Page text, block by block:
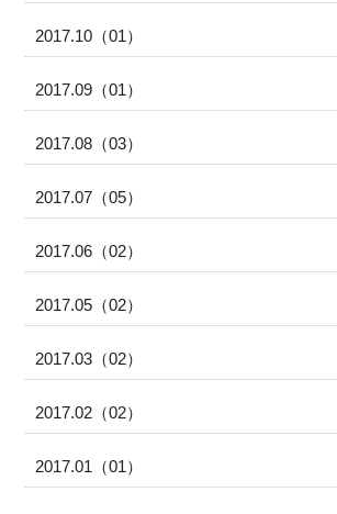
2017.10（01）
2017.09（01）
2017.08（03）
2017.07（05）
2017.06（02）
2017.05（02）
2017.03（02）
2017.02（02）
2017.01（01）